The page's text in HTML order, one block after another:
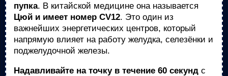
пупка. В китайской медицине она называется
Цюй и имеет номер CV12. Это один из
важнейших энергетических центров, который
напрямую влияет на работу желудка, селезёнки и
поджелудочной железы.
Надавливайте на точку в течение 60 секунд с